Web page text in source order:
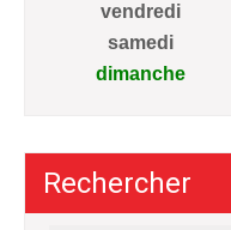
vendredi
samedi
dimanche
Rechercher